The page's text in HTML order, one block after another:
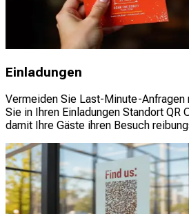
Einladungen
Vermeiden Sie Last-Minute-Anfragen
Sie in Ihren Einladungen Standort QR
damit Ihre Gäste ihren Besuch